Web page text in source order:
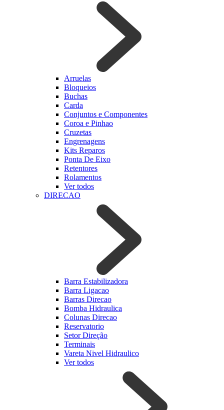
Arruelas
Bloqueios
Buchas
Carda
Conjuntos e Componentes
Coroa e Pinhao
Cruzetas
Engrenagens
Kits Reparos
Ponta De Eixo
Retentores
Rolamentos
Ver todos
DIRECAO
Barra Estabilizadora
Barra Ligacao
Barras Direcao
Bomba Hidraulica
Colunas Direcao
Reservatorio
Setor Direção
Terminais
Vareta Nivel Hidraulico
Ver todos